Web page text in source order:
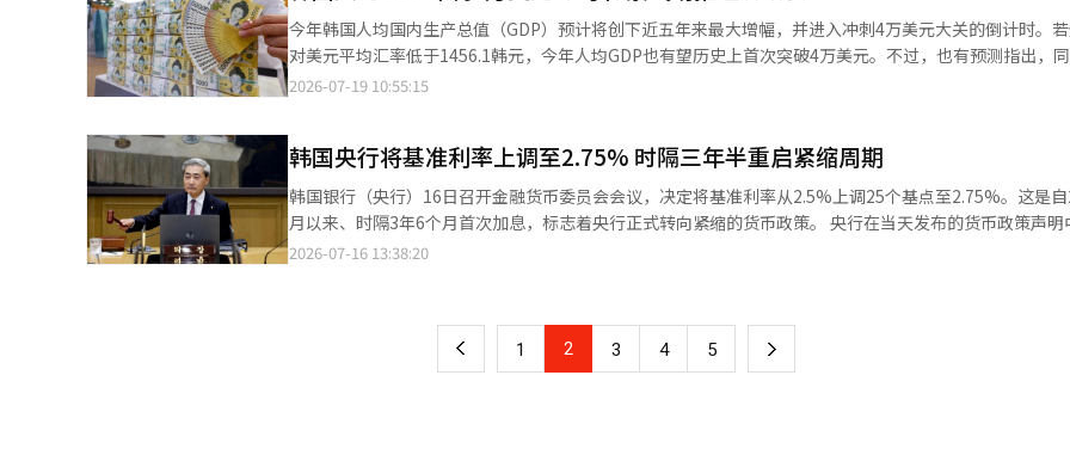
今年韩国人均国内生产总值（GDP）预计将创下近五年来最大增幅，并进入冲刺4万美元大关的倒计时。
对美元平均汇率低于1456.1韩元，今年人均GDP也有望历史上首次突破4万美元。不过，也有预测指出，
全球半导体景气的中国台湾地区，今年人均GDP或将突破4.5万美元，与韩国进一步拉开差距。 据韩国企划财政部、
2026-07-19 10:55:15
韩国央行将基准利率上调至2.75% 时隔三年半重启紧缩周期
韩国银行（央行）16日召开金融货币委员会会议，决定将基准利率从2.5%上调25个基点至2.75%。这是
月以来、时隔3年6个月首次加息，标志着央行正式转向紧缩的货币政策。 央行在当天发布的货币政策声明中表示，
未来有必要继续维持加息基调，正式进入新一轮货币紧缩周期。本次加息决定由金融货币委员会7名委员一
2026-07-16 13:38:20
上 1 2 3 4 5 下